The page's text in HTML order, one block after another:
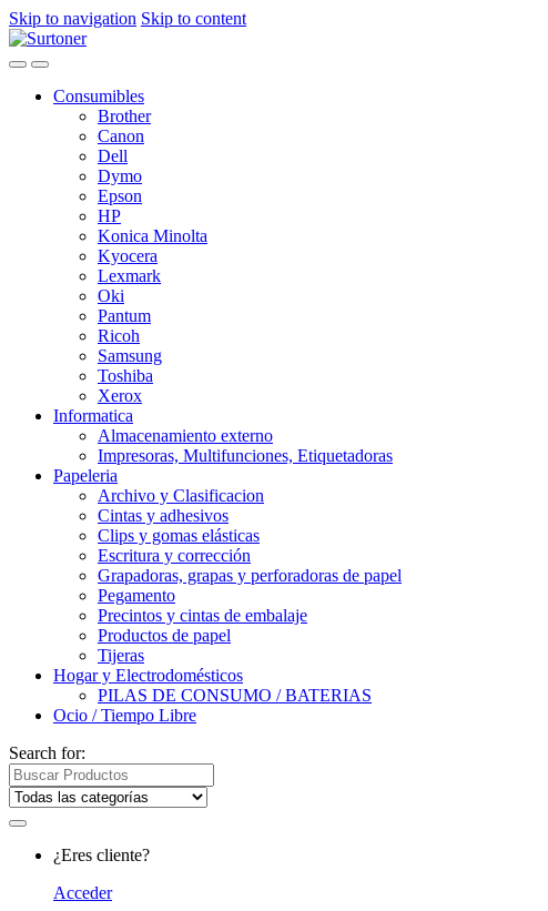
Skip to navigation Skip to content
Consumibles
Brother
Canon
Dell
Dymo
Epson
HP
Konica Minolta
Kyocera
Lexmark
Oki
Pantum
Ricoh
Samsung
Toshiba
Xerox
Informatica
Almacenamiento externo
Impresoras, Multifunciones, Etiquetadoras
Papeleria
Archivo y Clasificacion
Cintas y adhesivos
Clips y gomas elásticas
Escritura y corrección
Grapadoras, grapas y perforadoras de papel
Pegamento
Precintos y cintas de embalaje
Productos de papel
Tijeras
Hogar y Electrodomésticos
PILAS DE CONSUMO / BATERIAS
Ocio / Tiempo Libre
Search for:
¿Eres cliente?
Acceder